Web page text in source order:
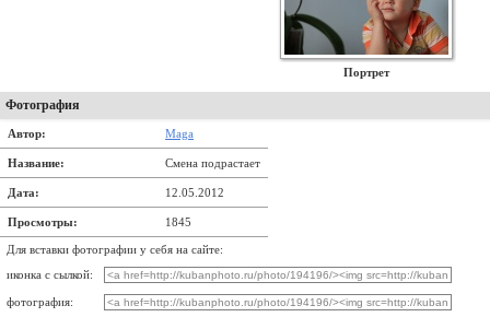
Портрет
Фотография
Автор: Maga
Название: Смена подрастает
Дата: 12.05.2012
Просмотры: 1845
Для вставки фотографии у себя на сайте:
иконка с сылкой:
фотография: